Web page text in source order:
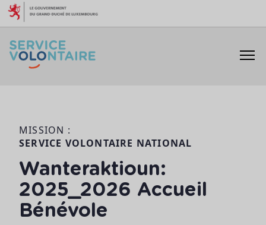
Aller au contenu
MISSION :
SERVICE VOLONTAIRE NATIONAL
Wanteraktioun:
2025_2026 Accueil
Bénévole